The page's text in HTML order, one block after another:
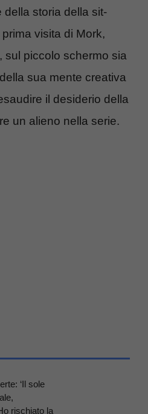
storia della sit-
visita di Mork,
sul piccolo schermo sia
sua mente creativa
il desiderio della
un alieno nella serie.
‘Il sole
rischiato la